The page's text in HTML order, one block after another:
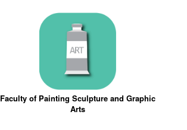
Faculty of Painting Sculpture and Graphic
Arts